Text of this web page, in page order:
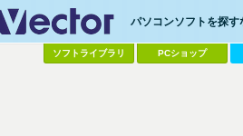
パソコンソフトを探す
ソフトライブラリ PCショップ